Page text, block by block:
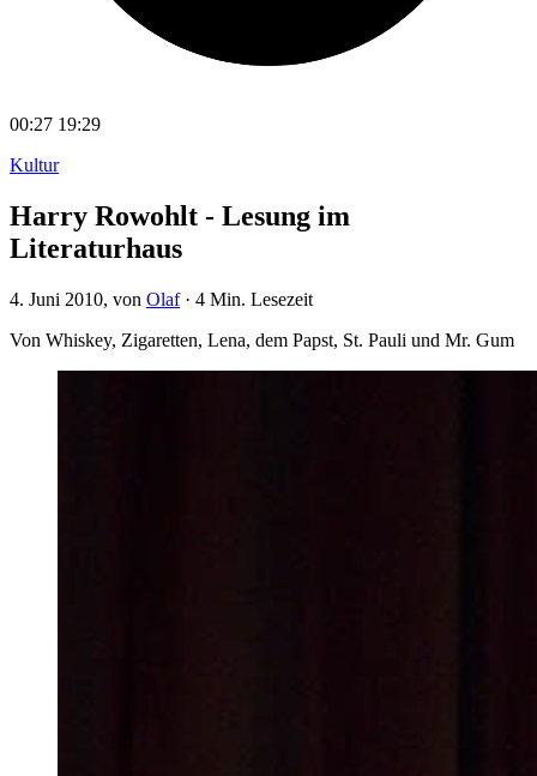
00:27 19:29
Kultur
Harry Rowohlt - Lesung im
Literaturhaus
4. Juni 2010, von Olaf· 4 Min. Lesezeit
Von Whiskey, Zigaretten, Lena, dem Papst, St. Pauli und Mr. Gum